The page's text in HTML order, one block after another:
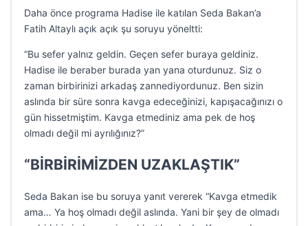
Daha önce programa Hadise ile katılan Seda Bakan’a
Fatih Altaylı açık açık şu soruyu yöneltti:
“Bu sefer yalnız geldin. Geçen sefer buraya geldiniz.
Hadise ile beraber burada yan yana oturdunuz. Siz o
zaman birbirinizi arkadaş zannediyordunuz. Ben sizin
aslında bir süre sonra kavga edeceğinizi, kapışacağınızı o
gün hissetmiştim. Kavga etmediniz ama pek de hoş
olmadı değil mi ayrılığınız?”
“BİRBİRİMİZDEN UZAKLAŞTIK”
Seda Bakan ise bu soruya yanıt vererek “Kavga etmedik
ama… Ya hoş olmadı değil aslında. Yani bir şey de olmadı